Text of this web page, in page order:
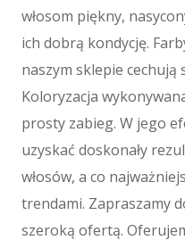
Części
Usługi
włosom piękny,
ich dobrą kondycję.
naszym sklepie cechują
Koloryzacja
prosty zabieg. W jego
uzyskać doskonały
włosów, a co
trendami. Zapraszamy
szeroką ofertą.